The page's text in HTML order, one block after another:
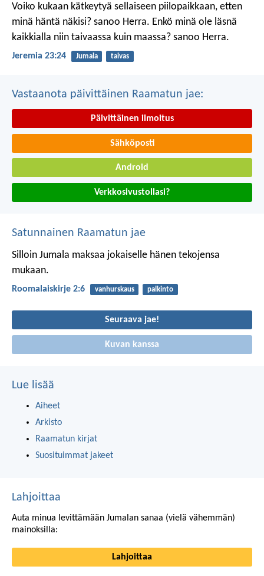
Voiko kukaan kätkeytyä sellaiseen piilopaikkaan, etten
minä häntä näkisi? sanoo Herra. Enkö minä ole läsnä
kaikkialla niin taivaassa kuin maassa? sanoo Herra.
Jeremia 23:24 Jumala taivas
Vastaanota päivittäinen Raamatun jae:
Päivittäinen ilmoitus
Sähköposti
Android
Verkkosivustollasi?
Satunnainen Raamatun jae
Silloin Jumala maksaa jokaiselle hänen tekojensa
mukaan.
Roomalaiskirje 2:6 vanhurskaus palkinto
Seuraava jae!
Kuvan kanssa
Lue lisää
Aiheet
Arkisto
Raamatun kirjat
Suosituimmat jakeet
Lahjoittaa
Auta minua levittämään Jumalan sanaa (vielä vähemmän)
mainoksilla:
Lahjoittaa